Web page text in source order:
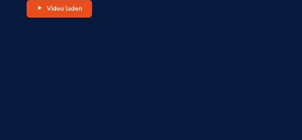
Video laden